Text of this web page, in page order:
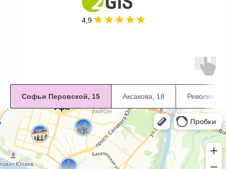
4,9
Софьи Перовской, 15 Аксакова, 18